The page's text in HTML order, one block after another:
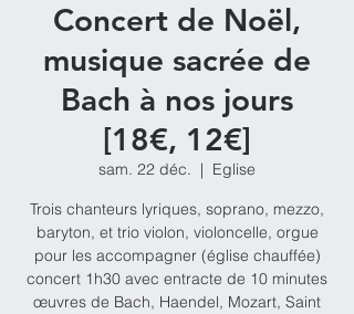
Concert de Noël,
musique sacrée de
Bach à nos jours
[18€, 12€]
sam. 22 déc.
  |
Eglise
Trois chanteurs lyriques, soprano, mezzo,
baryton, et trio violon, violoncelle, orgue
pour les accompagner (église chauffée)
concert 1h30 avec entracte de 10 minutes
œuvres de Bach, Haendel, Mozart, Saint